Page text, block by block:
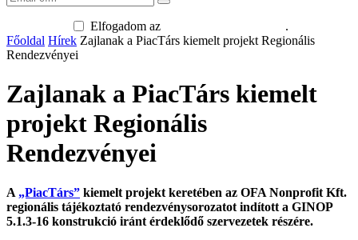
Elfogadom az
.
Főoldal Hírek Zajlanak a PiacTárs kiemelt projekt Regionális
Rendezvényei
Zajlanak a PiacTárs kiemelt
projekt Regionális
Rendezvényei
A „PiacTárs” kiemelt projekt keretében az OFA Nonprofit Kft.
regionális tájékoztató rendezvénysorozatot indított a GINOP
5.1.3-16 konstrukció iránt érdeklődő szervezetek részére.